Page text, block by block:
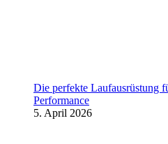
Die perfekte Laufausrüstung
Performance
5. April 2026